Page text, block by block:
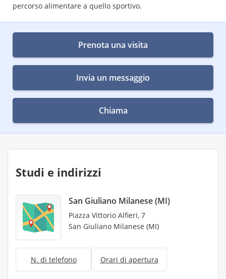
percorso alimentare a quello sportivo.
Prenota una visita
Invia un messaggio
Chiama
Studi e indirizzi
San Giuliano Milanese (MI)
Piazza Vittorio Alfieri, 7
San Giuliano Milanese (MI)
N. di telefono Orari di apertura